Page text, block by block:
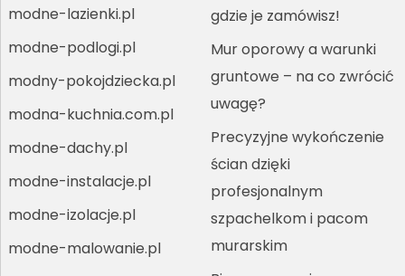
modne-lazienki.pl
modne-podlogi.pl
modny-pokojdziecka.pl
modna-kuchnia.com.pl
modne-dachy.pl
modne-instalacje.pl
modne-izolacje.pl
modne-malowanie.pl
gdzie je zamówisz!
Mur oporowy a warunki
gruntowe – na co zwrócić
uwagę?
Precyzyjne wykończenie
ścian dzięki
profesjonalnym
szpachelkom i pacom
murarskim